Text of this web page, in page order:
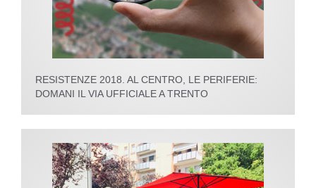
RESISTENZE 2018. AL CENTRO, LE PERIFERIE:
DOMANI IL VIA UFFICIALE A TRENTO